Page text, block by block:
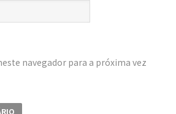
navegador para a próxima vez